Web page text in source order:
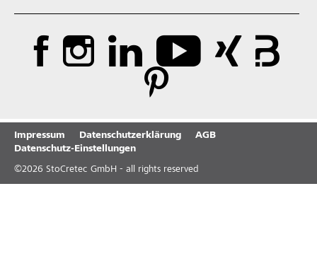
Impressum Datenschutzerklärung
AGB
Datenschutz-Einstellungen
©2026 StoCretec GmbH - all rights reserved